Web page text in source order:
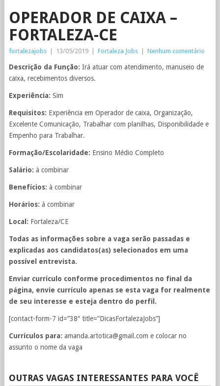
OPERADOR DE CAIXA –
FORTALEZA-CE
fortalezajobs 13/05/2019 Fortaleza Jobs Nenhum comentário
Descrição da Função: Irá atuar com atendimento, manuseio de
caixa, recebimentos diversos.
Experiência: Sim
Requisitos: Experiência em Operador de caixa, Organização,
Excelente Comunicação, Trabalhar com planilhas, Disponibilidade e
Empenho para Trabalhar.
Formação/Escolaridade: Ensino Médio Completo
Salário: à combinar
Benefícios: à combinar
Horários: à combinar
Local: Fortaleza/CE
Todas as informações sobre a vaga serão passadas e
explicadas aos candidatos(as) selecionados em uma
possível entrevista.
Enviar currículo conforme procedimentos no final da
página, envie currículo apenas se esta vaga for realmente
de seu interesse e esteja dentro do perfil.
[contact-form-7 id=”38″ title=”DicasFortalezaJobs”]
Currículos para: amanda.artotica@gmail.com e colocar no
assunto o nome da vaga
OUTRAS VAGAS INTERESSANTES PARA VOCÊ